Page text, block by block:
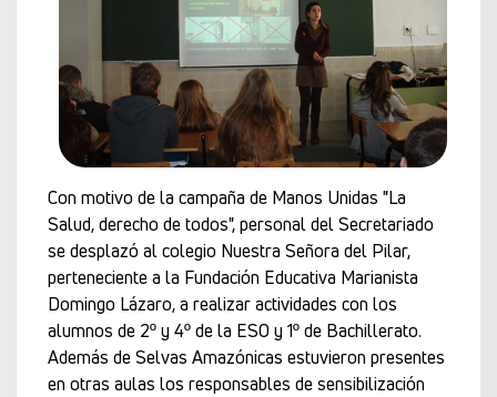
Con motivo de la campaña de Manos Unidas "La
Salud, derecho de todos", personal del Secretariado
se desplazó al colegio Nuestra Señora del Pilar,
perteneciente a la Fundación Educativa Marianista
Domingo Lázaro, a realizar actividades con los
alumnos de 2º y 4º de la ESO y 1º de Bachillerato.
Además de Selvas Amazónicas estuvieron presentes
en otras aulas los responsables de sensibilización